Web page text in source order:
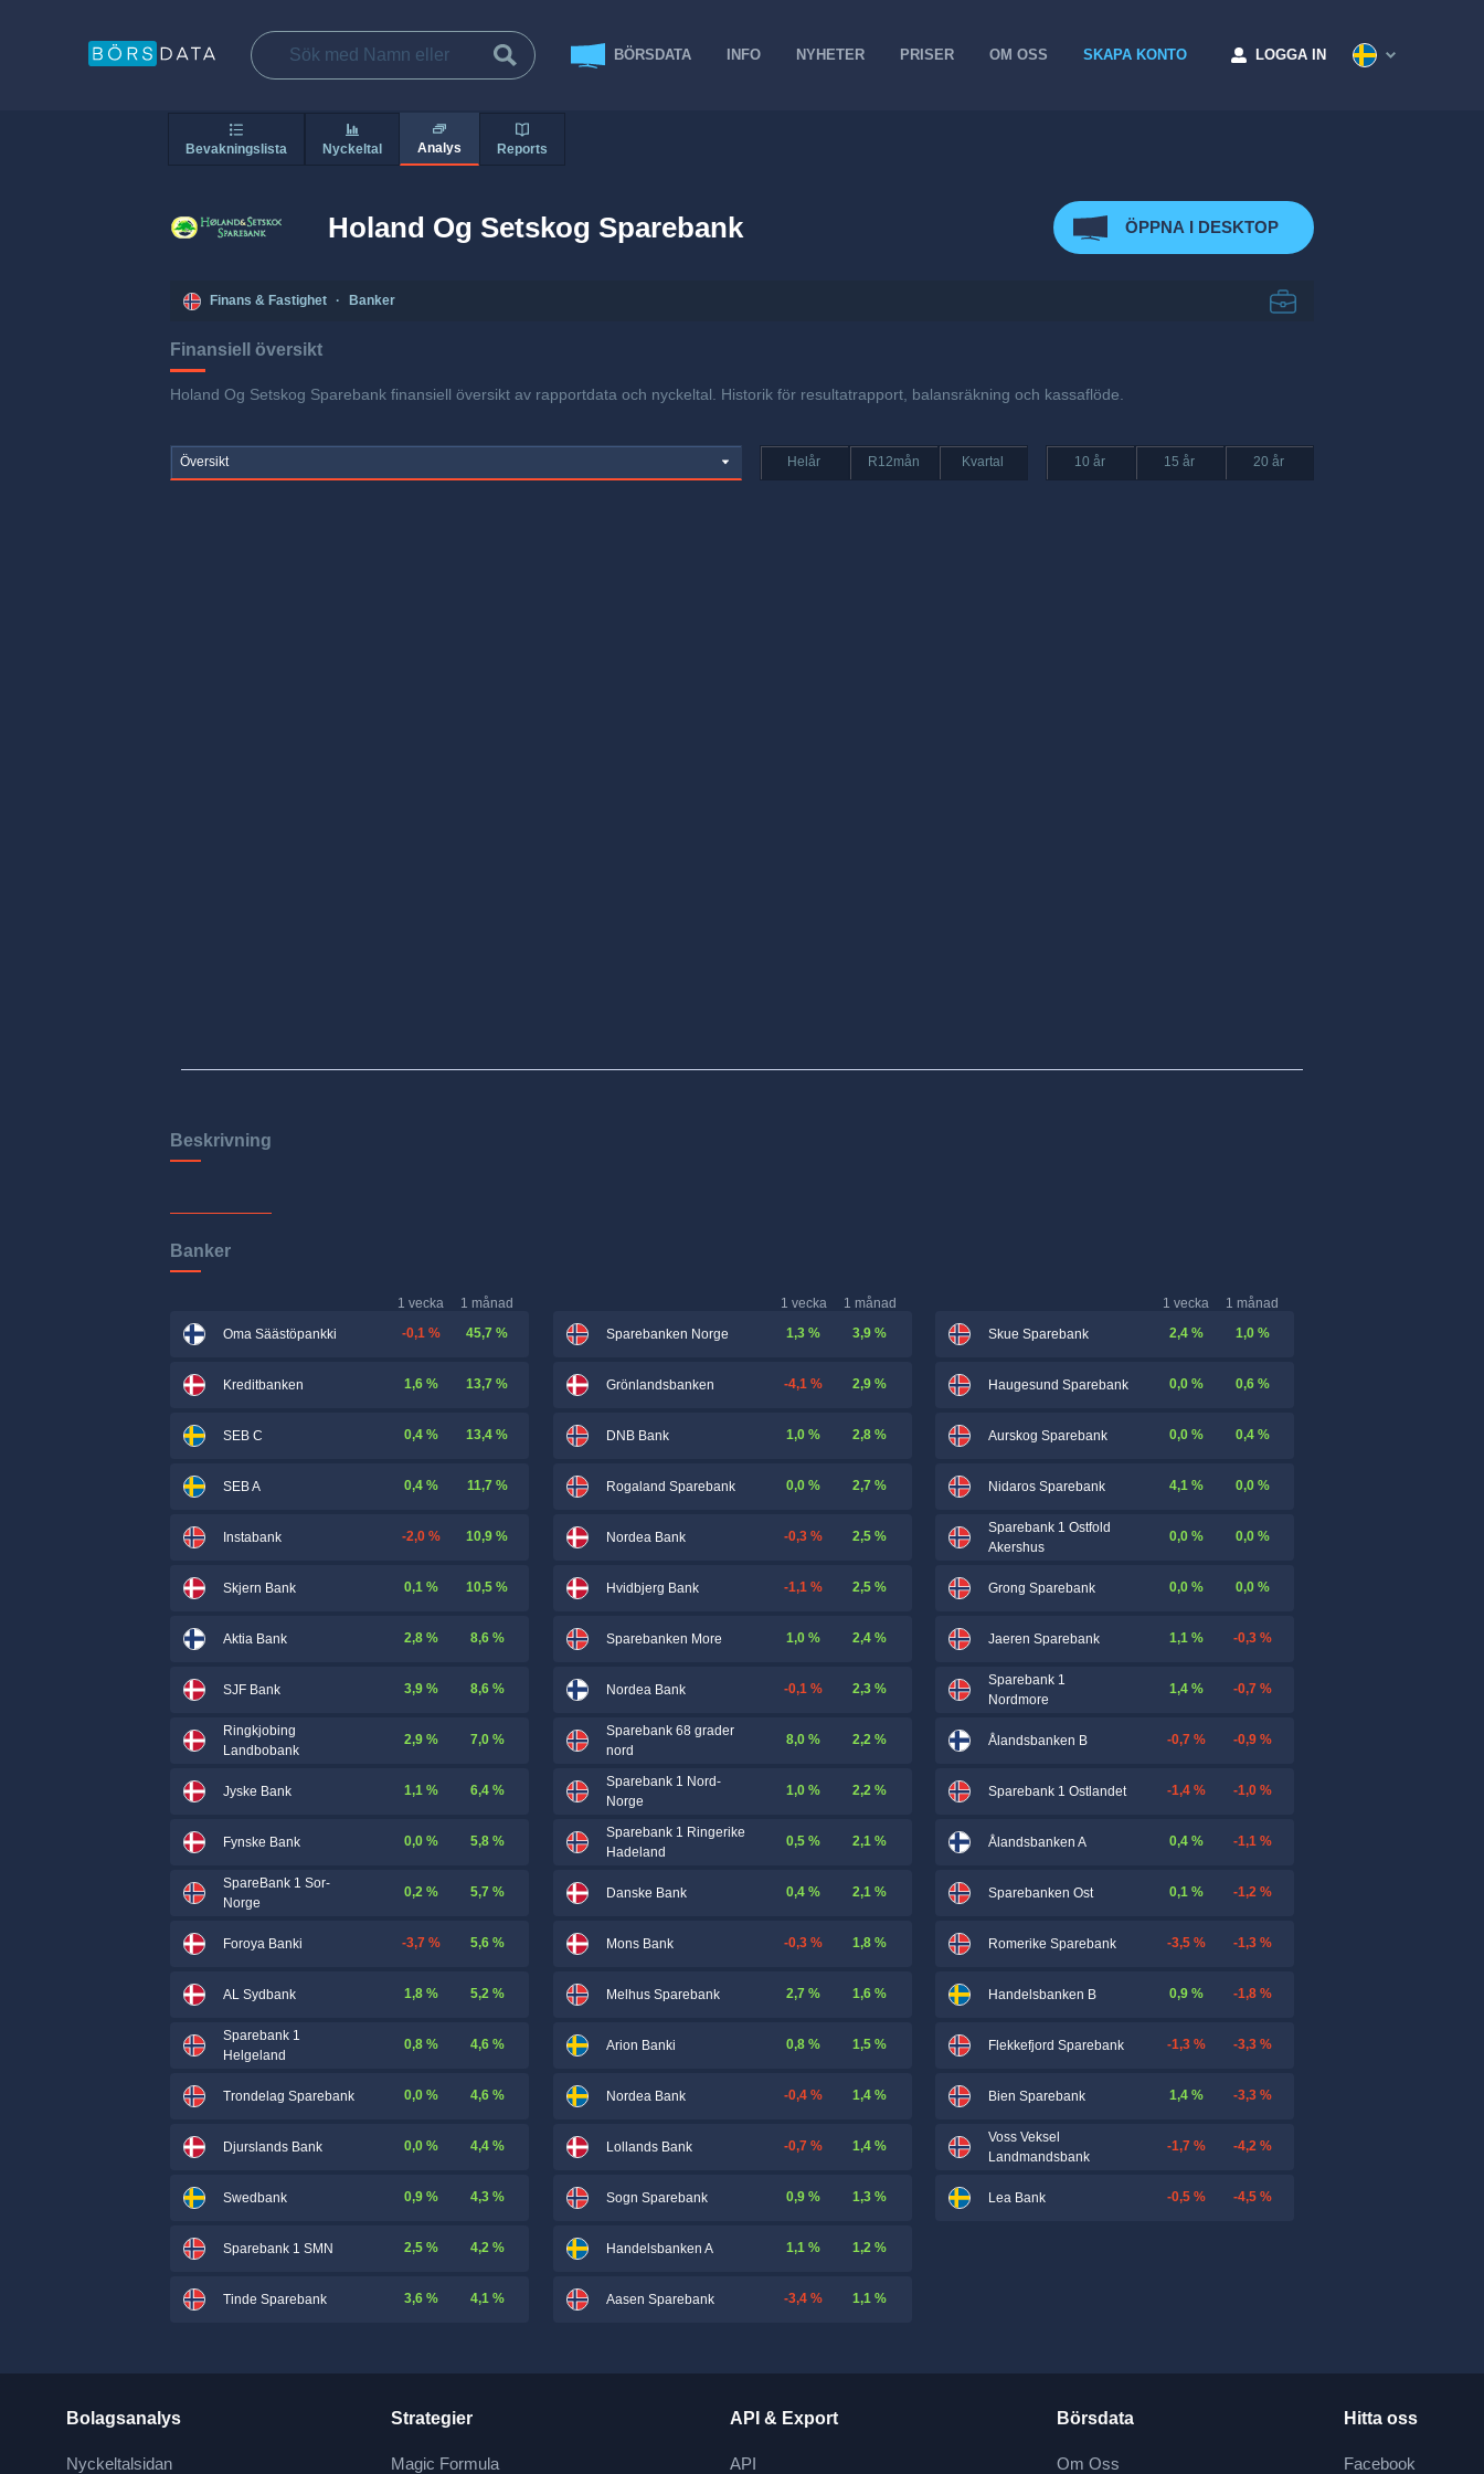
BÖRSDATA INFO NYHETER PRISER OM OSS SKAPA KONTO LOGGA IN
Bevakningslista Nyckeltal Analys Reports
Holand Og Setskog Sparebank ÖPPNA I DESKTOP
Finans & Fastighet · Banker
Finansiell översikt
Holand Og Setskog Sparebank finansiell översikt av rapportdata och nyckeltal. Historik för resultatrapport, balansräkning och kassaflöde.
Översikt Helår R12mån Kvartal 10 år 15 år 20 år
Beskrivning
Banker
1 vecka
1 månad
Oma Säästöpankki
-0,1 % 45,7 %
Kreditbanken 1,6 % 13,7 %
SEB C 0,4 % 13,4 %
SEB A 0,4 % 11,7 %
Instabank -2,0 % 10,9 %
Skjern Bank 0,1 % 10,5 %
Aktia Bank 2,8 % 8,6 %
SJF Bank 3,9 % 8,6 %
Ringkjobing
Landbobank
2,9 % 7,0 %
Jyske Bank 1,1 % 6,4 %
Fynske Bank 0,0 % 5,8 %
SpareBank 1 Sor-
Norge
0,2 % 5,7 %
Foroya Banki -3,7 % 5,6 %
AL Sydbank 1,8 % 5,2 %
Sparebank 1
Helgeland
0,8 % 4,6 %
Trondelag Sparebank 0,0 % 4,6 %
Djurslands Bank 0,0 % 4,4 %
Swedbank 0,9 % 4,3 %
Sparebank 1 SMN 2,5 % 4,2 %
Tinde Sparebank 3,6 % 4,1 %
1 vecka
1 månad
Sparebanken Norge
1,3 % 3,9 %
Grönlandsbanken -4,1 % 2,9 %
DNB Bank 1,0 % 2,8 %
Rogaland Sparebank 0,0 % 2,7 %
Nordea Bank -0,3 % 2,5 %
Hvidbjerg Bank -1,1 % 2,5 %
Sparebanken More 1,0 % 2,4 %
Nordea Bank -0,1 % 2,3 %
Sparebank 68 grader
nord
8,0 % 2,2 %
Sparebank 1 Nord-
Norge
1,0 % 2,2 %
Sparebank 1 Ringerike
Hadeland
0,5 % 2,1 %
Danske Bank 0,4 % 2,1 %
Mons Bank -0,3 % 1,8 %
Melhus Sparebank 2,7 % 1,6 %
Arion Banki 0,8 % 1,5 %
Nordea Bank -0,4 % 1,4 %
Lollands Bank -0,7 % 1,4 %
Sogn Sparebank 0,9 % 1,3 %
Handelsbanken A 1,1 % 1,2 %
Aasen Sparebank -3,4 % 1,1 %
1 vecka
1 månad
Skue Sparebank
2,4 % 1,0 %
Haugesund Sparebank 0,0 % 0,6 %
Aurskog Sparebank 0,0 % 0,4 %
Nidaros Sparebank 4,1 % 0,0 %
Sparebank 1 Ostfold
Akershus
0,0 % 0,0 %
Grong Sparebank 0,0 % 0,0 %
Jaeren Sparebank 1,1 % -0,3 %
Sparebank 1
Nordmore
1,4 % -0,7 %
Ålandsbanken B -0,7 % -0,9 %
Sparebank 1 Ostlandet -1,4 % -1,0 %
Ålandsbanken A 0,4 % -1,1 %
Sparebanken Ost 0,1 % -1,2 %
Romerike Sparebank -3,5 % -1,3 %
Handelsbanken B 0,9 % -1,8 %
Flekkefjord Sparebank -1,3 % -3,3 %
Bien Sparebank 1,4 % -3,3 %
Voss Veksel
Landmandsbank
-1,7 % -4,2 %
Lea Bank -0,5 % -4,5 %
Bolagsanalys
Nyckeltalsidan
Strategier
Magic Formula
API & Export
API
Börsdata
Om Oss
Hitta oss
Facebook